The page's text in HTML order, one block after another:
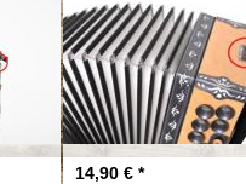
14,90 € *